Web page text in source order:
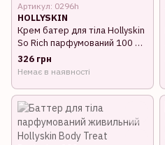
Артикул: 0296h
HOLLYSKIN
Крем батер для тіла Hollyskin
So Rich парфумований 100 мл
0296h
326 грн
Немає в наявності